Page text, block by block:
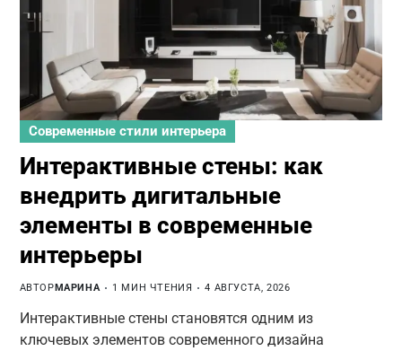
Современные стили интерьера
Интерактивные стены: как
внедрить дигитальные
элементы в современные
интерьеры
АВТОРМАРИНА 1 МИН ЧТЕНИЯ 4 АВГУСТА, 2026
Интерактивные стены становятся одним из
ключевых элементов современного дизайна